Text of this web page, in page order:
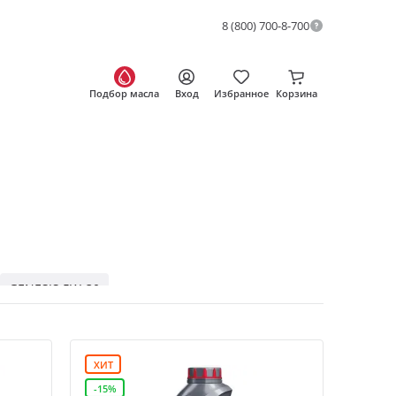
8 (800) 700-8-700
Подбор масла Вход Избранное Корзина
GENESIS 5W-30
0W-20
LUXE 5W-40
ХИТ
-15%